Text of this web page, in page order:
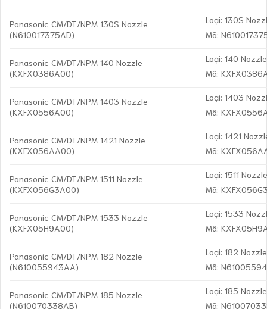
Panasonic CM/DT/NPM 130S Nozzle
(N610017375AD)
Loại: 130S
Mã:
Panasonic CM/DT/NPM 140 Nozzle
(KXFX0386A00)
Loại: 140 Nozzle
Mã:
Panasonic CM/DT/NPM 1403 Nozzle
(KXFX0556A00)
Loại: 1403
Mã:
Panasonic CM/DT/NPM 1421 Nozzle
(KXFX056AA00)
Loại: 1421
Mã:
Panasonic CM/DT/NPM 1511 Nozzle
(KXFX056G3A00)
Loại: 1511
Mã:
Panasonic CM/DT/NPM 1533 Nozzle
(KXFX05H9A00)
Loại: 1533
Mã:
Panasonic CM/DT/NPM 182 Nozzle
(N610055943AA)
Loại: 182 Nozzle
Mã:
Panasonic CM/DT/NPM 185 Nozzle
(N610070338AB)
Loại: 185 Nozzle
Mã: